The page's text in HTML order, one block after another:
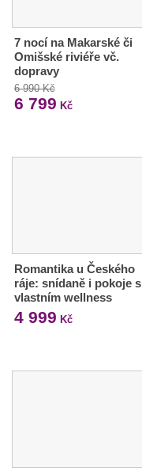
7 nocí na Makarské či
Omišské riviéře vč.
dopravy
6 990 Kč
6 799 Kč
Romantika u Českého
ráje: snídaně i pokoje s
vlastním wellness
4 999 Kč